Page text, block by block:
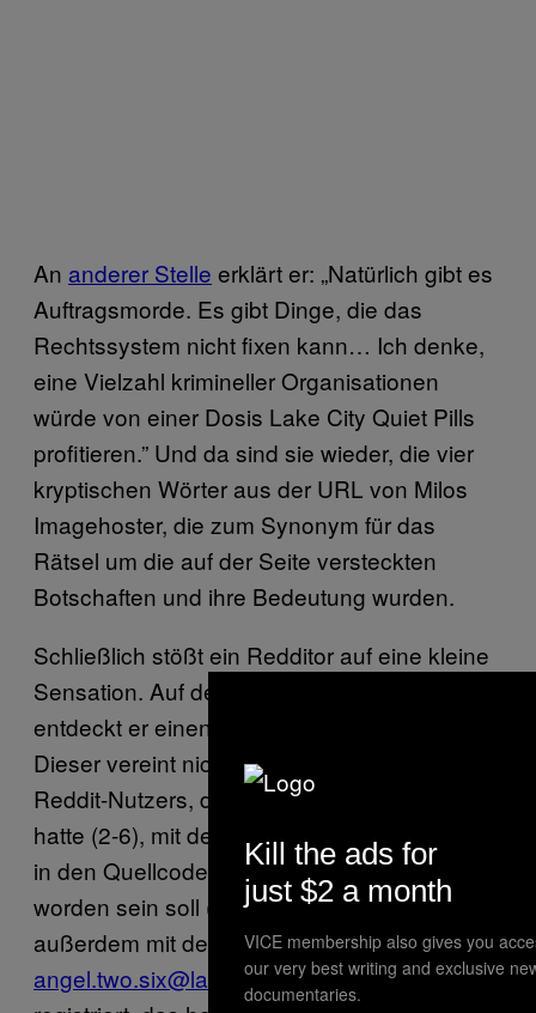
An anderer Stelle erklärt er: „Natürlich gibt es
Auftragsmorde. Es gibt Dinge, die das
Rechtssystem nicht fixen kann… Ich denke,
eine Vielzahl krimineller Organisationen
würde von einer Dosis Lake City Quiet Pills
profitieren.” Und da sind sie wieder, die vier
kryptischen Wörter aus der URL von Milos
Imagehoster, die zum Synonym für das
Rätsel um die auf der Seite versteckten
Botschaften und ihre Bedeutung wurden.
Schließlich stößt ein Redditor auf eine kleine
Sensation. Auf dem Imageboard Fark
entdeckt er einen User namens
Dieser vereint nicht nur den Namen des
Reddit-Nutzers, der Milos Tod verkündet
hatte (2-6), mit dem Namen einer Person, die
in den Quellcode-Botschaften genannt
worden sein soll (Angel)—Angel 2-6hat sich
außerdem mit der Emailadresse
angel.two.six@lakecityquietpills.comauf Fark
Kill the ads for
just $2 a month
VICE membership also gives you
our very best writing and exclusive
documentaries.